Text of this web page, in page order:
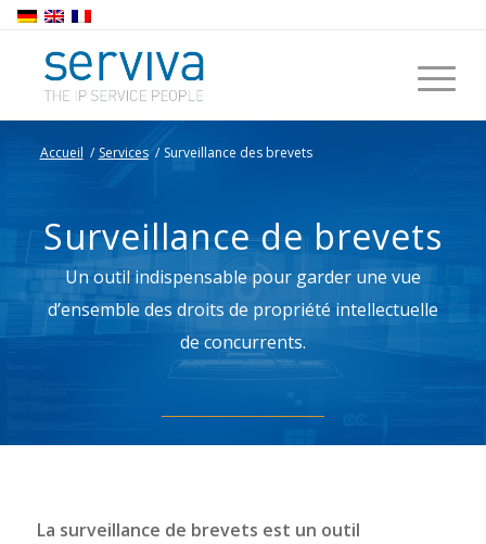
Accueil / Services / Surveillance des brevets
Surveillance de brevets
Un outil indispensable pour garder une vue
d’ensemble des droits de propriété intellectuelle
de concurrents.
La surveillance de brevets est un outil